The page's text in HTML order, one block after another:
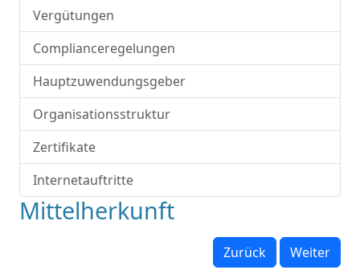
Vergütungen
Complianceregelungen
Hauptzuwendungsgeber
Organisationsstruktur
Zertifikate
Internetauftritte
Mittelherkunft
Zurück Weiter